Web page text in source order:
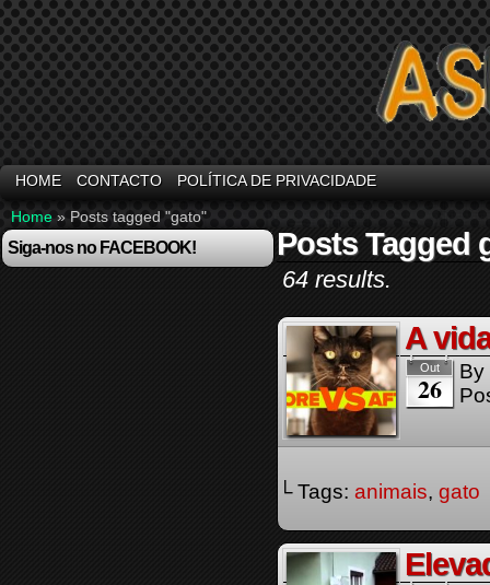
HOME CONTACTO POLÍTICA DE PRIVACIDADE
Home » Posts tagged "gato"
Siga-nos no FACEBOOK! Posts Tagged
64 results.
A
Out
26
By
└ Tags: animais, gato